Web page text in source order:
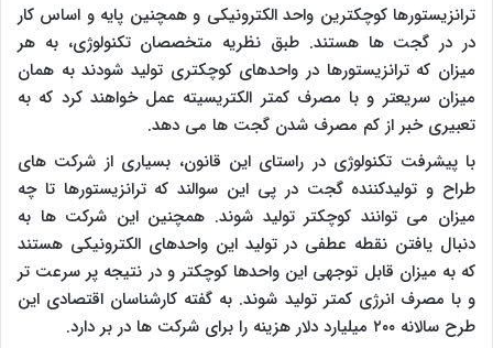
ترانزیستورها کوچکترین واحد الکترونیکی و همچنین پایه و اساس کار
در در گجت ها هستند. طبق نظریه متخصصان تکنولوژی، به هر
میزان که ترانزیستورها در واحدهای کوچکتری تولید شودند به همان
میزان سریعتر و با مصرف کمتر الکتریسیته عمل خواهند کرد که به
تعبیری خبر از کم مصرف شدن گجت ها می دهد.
با پیشرفت تکنولوژی در راستای این قانون، بسیاری از شرکت های
طراح و تولیدکننده گجت در پی این سوالند که ترانزیستورها تا چه
میزان می توانند کوچکتر تولید شوند. همچنین این شرکت ها به
دنبال یافتن نقطه عطفی در تولید این واحدهای الکترونیکی هستند
که به میزان قابل توجهی این واحدها کوچکتر و در نتیجه پر سرعت تر
و با مصرف انرژی کمتر تولید شوند. به گفته کارشناسان اقتصادی این
طرح سالانه ۲۰۰ میلیارد دلار هزینه را برای شرکت ها در بر دارد.